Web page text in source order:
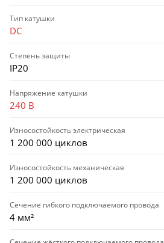
Тип катушки
DC
Степень защиты
IP20
Напряжение катушки
240 В
Износостойкость электрическая
1 200 000 циклов
Износостойкость механическая
1 200 000 циклов
Сечение гибкого подключаемого провода
4 мм²